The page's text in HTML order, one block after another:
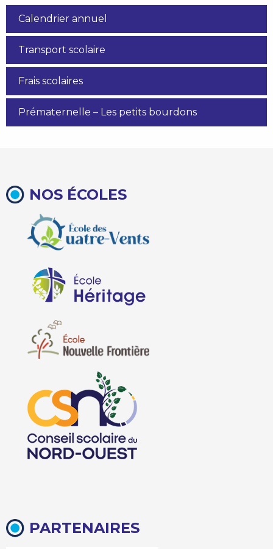
Calendrier annuel
Transport scolaire
Frais scolaires
Prématernelle – Les petits bourdons
NOS ÉCOLES
PARTENAIRES